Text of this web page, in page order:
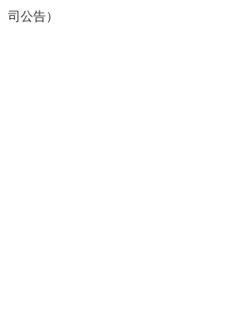
司公告）